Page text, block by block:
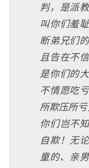
判，是派
叫你们羞
断弟兄们
且告在不
是你们的
不情愿吃
所欺压所亏
你们岂不
自欺！无
童的、亲